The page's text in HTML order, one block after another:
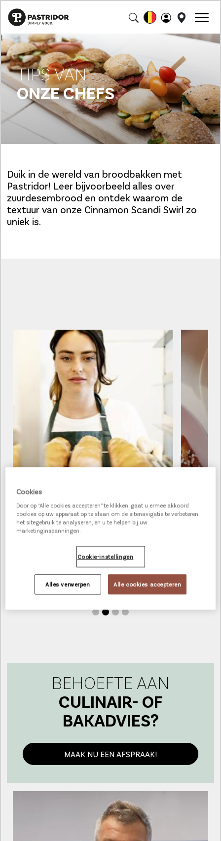
TIPS VAN
ONZE CHEFS
Duik in de wereld van broodbakken met
Pastridor! Leer bijvoorbeeld alles over
zuurdesembrood en ontdek waarom de
textuur van onze Cinnamon Scandi Swirl zo
uniek is.
WAT MAAKT
ZO UNIEK?
ONTDEK MEER
BEHOEFTE AAN
CULINAIR- OF
BAKADVIES?
MAAK NU EEN AFSPRAAK!
Cookies
Door op “Alle cookies accepteren” te klikken, gaat u ermee akkoord
cookies op uw apparaat op te slaan om de sitenavigatie te verbeteren,
het sitegebruik te analyseren, en u te helpen bij uw
marketinginspanningen.
Cookie-instellingen
Alles verwerpen Alle cookies accepteren